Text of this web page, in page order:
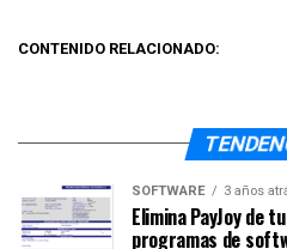
CONTENIDO RELACIONADO:
SOFTWARE 3 años
Elimina PayJoy de
programas de